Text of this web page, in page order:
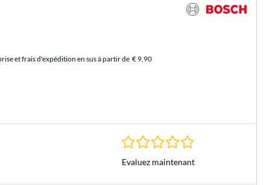
et frais d'expédition en sus à partir de € 9,90
0.0 Étoiles à 0
Evaluez maintenant